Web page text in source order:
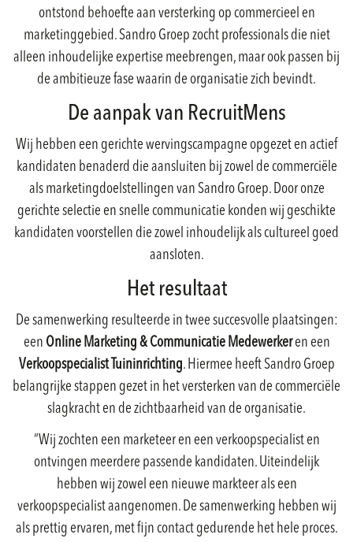
ontstond behoefte aan versterking op commercieel en
marketinggebied. Sandro Groep zocht professionals die niet
alleen inhoudelijke expertise meebrengen, maar ook passen bij
de ambitieuze fase waarin de organisatie zich bevindt.
De aanpak van RecruitMens
Wij hebben een gerichte wervingscampagne opgezet en actief
kandidaten benaderd die aansluiten bij zowel de commerciële
als marketingdoelstellingen van Sandro Groep. Door onze
gerichte selectie en snelle communicatie konden wij geschikte
kandidaten voorstellen die zowel inhoudelijk als cultureel goed
aansloten.
Het resultaat
De samenwerking resulteerde in twee succesvolle plaatsingen:
een Online Marketing & Communicatie Medewerkeren een
Verkoopspecialist Tuininrichting. Hiermee heeft Sandro Groep
belangrijke stappen gezet in het versterken van de commerciële
slagkracht en de zichtbaarheid van de organisatie.
“Wij zochten een marketeer en een verkoopspecialist en
ontvingen meerdere passende kandidaten. Uiteindelijk
hebben wij zowel een nieuwe markteer als een
verkoopspecialistaangenomen. De samenwerking hebben wij
als prettig ervaren, met fijn contact gedurende het hele proces.